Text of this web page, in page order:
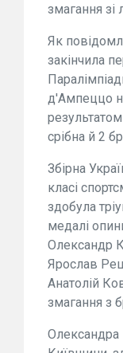
змагання зі
Як
закінчила
д'Ампеццо
срібна й 2
Збірна
класі
здобула
медалі
Олександр
Ярослав
Анатолій
змагання з
Олександра